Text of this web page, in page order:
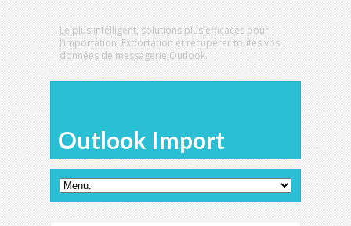
Le plus intelligent, solutions plus efficaces pour
l’importation, Exportation et récupérer toutes vos
données de messagerie Outlook.
Outlook Import